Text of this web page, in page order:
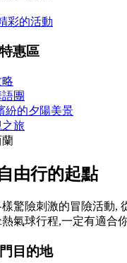
彩的活動
惠區
團
紛的夕陽美景
旅
蘭
由行的起點
驚險刺激的冒險活動,
氣球行程,一定有適合
目的地